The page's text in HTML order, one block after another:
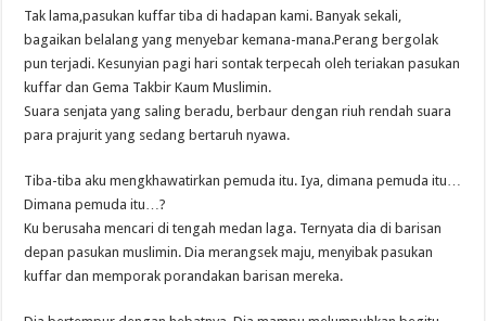
Tak lama,pasukan kuffar tiba di hadapan kami. Banyak sekali,
bagaikan belalang yang menyebar kemana-mana.Perang bergolak
pun terjadi. Kesunyian pagi hari sontak terpecah oleh teriakan pasukan
kuffar dan Gema Takbir Kaum Muslimin.
Suara senjata yang saling beradu, berbaur dengan riuh rendah suara
para prajurit yang sedang bertaruh nyawa.
Tiba-tiba aku mengkhawatirkan pemuda itu. Iya, dimana pemuda itu…
Dimana pemuda itu…?
Ku berusaha mencari di tengah medan laga. Ternyata dia di barisan
depan pasukan muslimin. Dia merangsek maju, menyibak pasukan
kuffar dan memporak porandakan barisan mereka.